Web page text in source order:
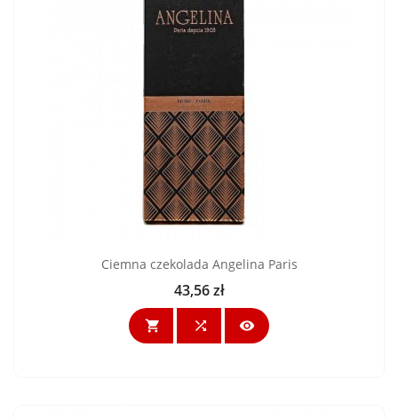
Ciemna czekolada Angelina Paris
Cena
43,56 zł
  